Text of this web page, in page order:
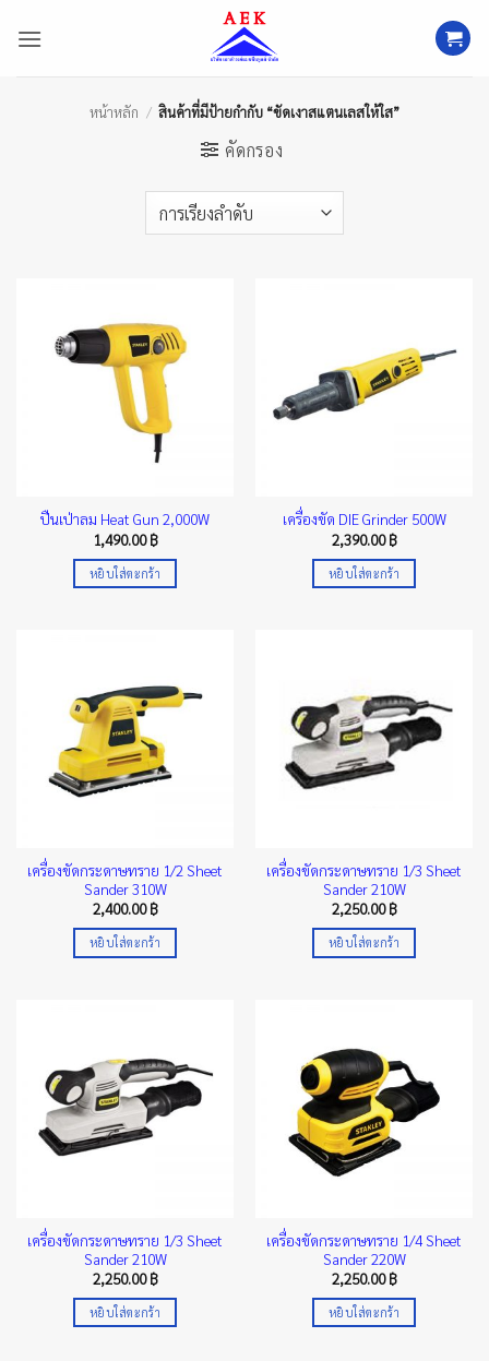
หน้าหลัก / สินค้าที่มีป้ายกำกับ “ขัดเงาสแตนเลสให้ใส”
คัดกรอง
ปืนเป่าลม Heat Gun 2,000W
1,490.00฿
หยิบใส่ตะกร้า
เครื่องขัด DIE Grinder 500W
2,390.00฿
หยิบใส่ตะกร้า
เครื่องขัดกระดาษทราย 1/2 Sheet
Sander 310W
2,400.00฿
หยิบใส่ตะกร้า
เครื่องขัดกระดาษทราย 1/3 Sheet
Sander 210W
2,250.00฿
หยิบใส่ตะกร้า
เครื่องขัดกระดาษทราย 1/3 Sheet
Sander 210W
2,250.00฿
หยิบใส่ตะกร้า
เครื่องขัดกระดาษทราย 1/4 Sheet
Sander 220W
2,250.00฿
หยิบใส่ตะกร้า